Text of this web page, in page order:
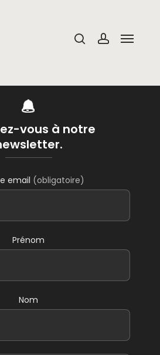
searchaccount
Menu
vous à notre
email (obligatoire)
Prénom
Nom